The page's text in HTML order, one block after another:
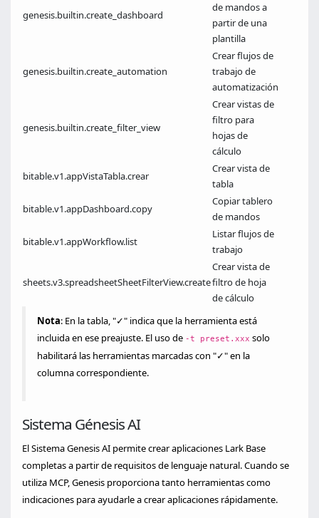
genesis.builtin.create_dashboard
de mandos a
partir de una
plantilla
genesis.builtin.create_automation
Crear flujos de
trabajo de
automatización
genesis.builtin.create_filter_view
Crear vistas de
filtro para
hojas de
cálculo
bitable.v1.appVistaTabla.crear
Crear vista de
tabla
bitable.v1.appDashboard.copy
Copiar tablero
de mandos
bitable.v1.appWorkflow.list
Listar flujos de
trabajo
sheets.v3.spreadsheetSheetFilterView.create
Crear vista de
filtro de hoja
de cálculo
Nota: En la tabla, "✓" indica que la herramienta está
incluida en ese preajuste. El uso de -t preset.xxx solo
habilitará las herramientas marcadas con "✓" en la
columna correspondiente.
Sistema Génesis AI
El Sistema Genesis AI permite crear aplicaciones Lark Base
completas a partir de requisitos de lenguaje natural. Cuando se
utiliza MCP, Genesis proporciona tanto herramientas como
indicaciones para ayudarle a crear aplicaciones rápidamente.